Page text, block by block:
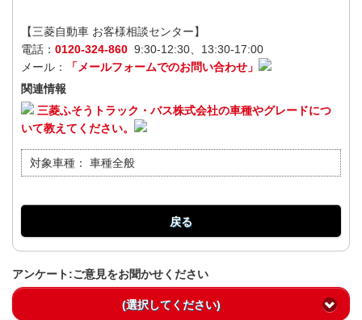
【三菱自動車 お客様相談センター】
電話： 0120-324-860 9:30-12:30、13:30-17:00
メール：
「メールフォームでのお問い合わせ」
関連情報
三菱ふそうトラック・バス株式会社の車種やグレードにつ
いて教えてください。
対象車種： 車種全般
戻る
アンケート:ご意見をお聞かせください
(選択してください)